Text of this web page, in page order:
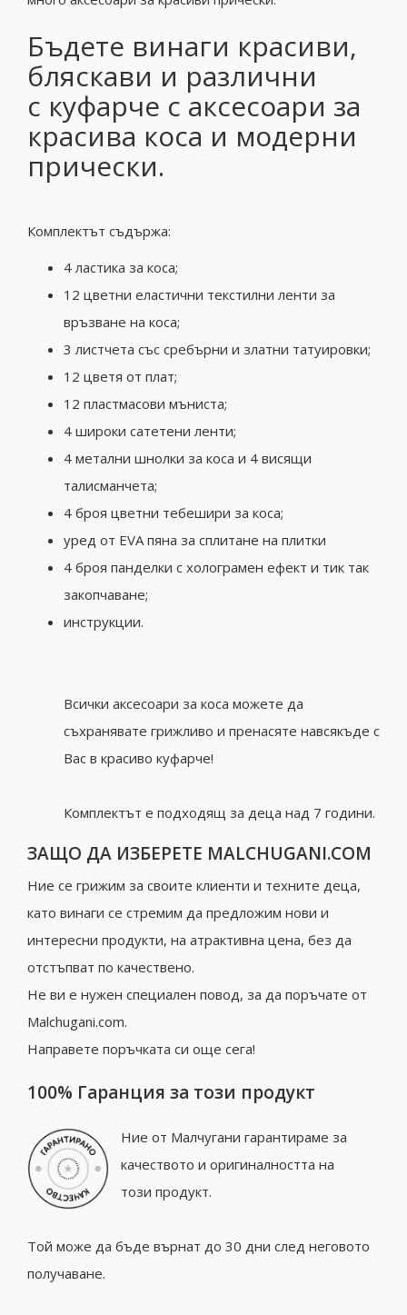
Бъдете винаги красиви,
бляскави и различни
с куфарче с аксесоари за
красива коса и модерни
прически.
Комплектът съдържа:
4 ластика за коса;
12 цветни еластични текстилни ленти за
връзване на коса;
3 листчета със сребърни и златни татуировки;
12 цветя от плат;
12 пластмасови мъниста;
4 широки сатетени ленти;
4 метални шнолки за коса и 4 висящи
талисманчета;
4 броя цветни тебешири за коса;
уред от EVA пяна за сплитане на плитки
4 броя панделки с холограмен ефект и тик так
закопчаване;
инструкции.
Всички аксесоари за коса можете да
съхранявате грижливо и пренасяте навсякъде с
Вас в красиво куфарче!
Комплектът е подходящ за деца над 7 години.
ЗАЩО ДА ИЗБЕРЕТЕ MALCHUGANI.COM
Ние се грижим за своите клиенти и техните деца,
като винаги се стремим да предложим нови и
интересни продукти, на атрактивна цена, без да
отстъпват по качествено.
Не ви е нужен специален повод, за да поръчате от
Malchugani.com.
Направете поръчката си още сега!
100% Гаранция за този продукт
Ние от Малчугани гарантираме за
качеството и оригиналността на
този продукт.
Той може да бъде върнат до 30 дни след неговото
получаване.